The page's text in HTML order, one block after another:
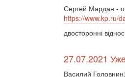
Сергей Мардан - о
https://www.kp.ru/
двосторонні
27.07.2021
Василий